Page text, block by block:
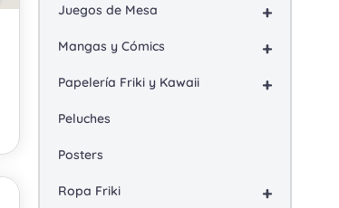
+
Juegos de Mesa
+
Mangas y Cómics
+
Papelería Friki y Kawaii
Peluches
Posters
+
Ropa Friki